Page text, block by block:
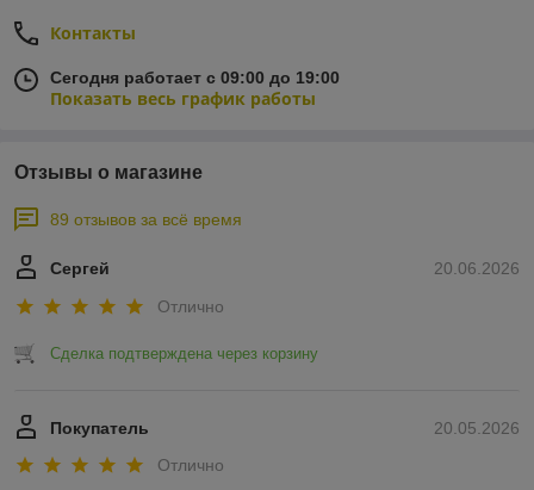
Контакты
Сегодня работает с 09:00 до 19:00
Показать весь график работы
Отзывы о магазине
89 отзывов за всё время
20.06.2026
Сергей
Отлично
Сделка подтверждена через корзину
20.05.2026
Покупатель
Отлично